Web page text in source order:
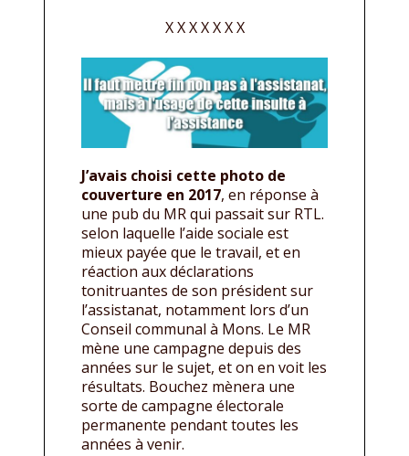
X X X X X X X
J’avais choisi cette photo de
couverture en 2017, en réponse à
une pub du MR qui passait sur RTL.
selon laquelle l’aide sociale est
mieux payée que le travail, et en
réaction aux déclarations
tonitruantes de son président sur
l’assistanat, notamment lors d’un
Conseil communal à Mons. Le MR
mène une campagne depuis des
années sur le sujet, et on en voit les
résultats. Bouchez mènera une
sorte de campagne électorale
permanente pendant toutes les
années à venir.